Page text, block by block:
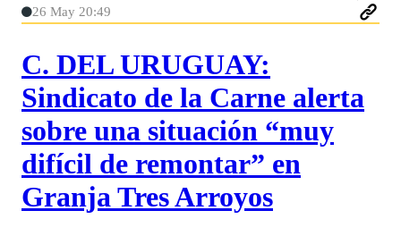
26 May 20:49
C. DEL URUGUAY:
Sindicato de la Carne alerta
sobre una situación “muy
difícil de remontar” en
Granja Tres Arroyos